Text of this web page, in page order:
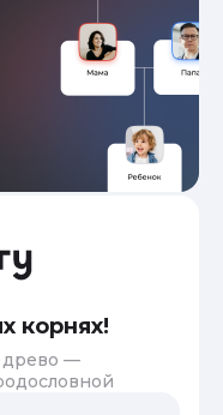
корнях!
древо —